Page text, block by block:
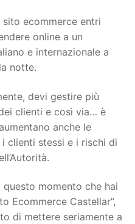
ecommerce entri
online a un
e internazionale a
notte.
devi gestire più
clienti e così via… è
anche le
clienti stessi e i rischi di
momento che hai
Ecommerce Castellar”,
di mettere seriamente a